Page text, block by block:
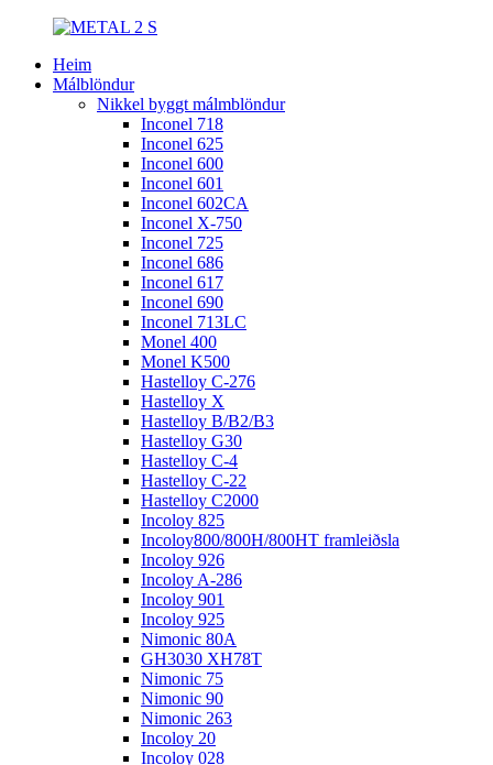
Heim
Málblöndur
Nikkel byggt málmblöndur
Inconel 718
Inconel 625
Inconel 600
Inconel 601
Inconel 602CA
Inconel X-750
Inconel 725
Inconel 686
Inconel 617
Inconel 690
Inconel 713LC
Monel 400
Monel K500
Hastelloy C-276
Hastelloy X
Hastelloy B/B2/B3
Hastelloy G30
Hastelloy C-4
Hastelloy C-22
Hastelloy C2000
Incoloy 825
Incoloy800/800H/800HT framleiðsla
Incoloy 926
Incoloy A-286
Incoloy 901
Incoloy 925
Nimonic 80A
GH3030 XH78T
Nimonic 75
Nimonic 90
Nimonic 263
Incoloy 20
Incoloy 028